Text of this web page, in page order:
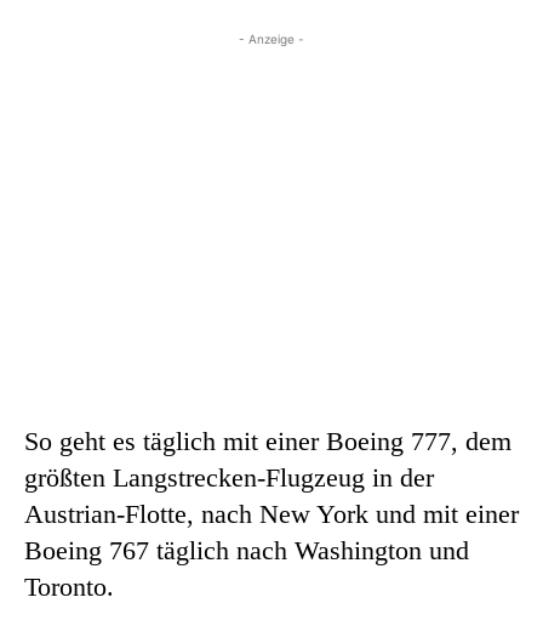
- Anzeige -
So geht es täglich mit einer Boeing 777, dem
größten Langstrecken-Flugzeug in der
Austrian-Flotte, nach New York und mit einer
Boeing 767 täglich nach Washington und
Toronto.